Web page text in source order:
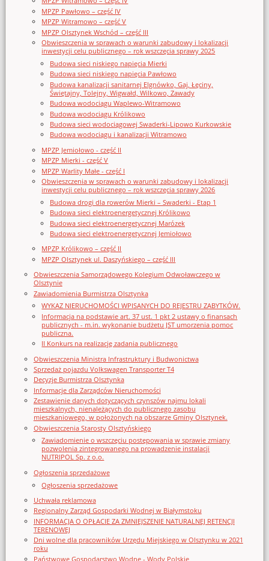
MPZP Pawłowo – część IV
MPZP Witramowo – część V
MPZP Olsztynek Wschód – część III
Obwieszczenia w sprawach o warunki zabudowy i lokalizacji
inwestycji celu publicznego – rok wszczęcia sprawy 2025
Budowa sieci niskiego napięcia Mierki
Budowa sieci niskiego napięcia Pawłowo
Budowa kanalizacji sanitarnej Elgnówko, Gaj, Łęciny,
Świętajny, Tolejny, Wigwałd, Wilkowo, Zawady
Budowa wodociągu Waplewo-Witramowo
Budowa wodociągu Królikowo
Budowa sieci wodociągowej Swaderki-Lipowo Kurkowskie
Budowa wodociągu i kanalizacji Witramowo
MPZP Jemiołowo - część II
MPZP Mierki - część V
MPZP Warlity Małe - część I
Obwieszczenia w sprawach o warunki zabudowy i lokalizacji
inwestycji celu publicznego – rok wszczęcia sprawy 2026
Budowa drogi dla rowerów Mierki – Swaderki - Etap 1
Budowa sieci elektroenergetycznej Królikowo
Budowa sieci elektroenergetycznej Marózek
Budowa sieci elektroenergetycznej Jemiołowo
MPZP Królikowo – część II
MPZP Olsztynek ul. Daszyńskiego – część III
Obwieszczenia Samorządowego Kolegium Odwoławczego w
Olsztynie
Zawiadomienia Burmistrza Olsztynka
WYKAZ NIERUCHOMOŚCI WPISANYCH DO REJESTRU ZABYTKÓW.
Informacja na podstawie art. 37 ust. 1 pkt 2 ustawy o finansach
publicznych - m.in. wykonanie budżetu JST umorzenia pomoc
publiczna.
II Konkurs na realizację zadania publicznego
Obwieszczenia Ministra Infrastruktury i Budwonictwa
Sprzedaż pojazdu Volkswagen Transporter T4
Decyzje Burmistrza Olsztynka
Informacje dla Zarządców Nieruchomości
Zestawienie danych dotyczących czynszów najmu lokali
mieszkalnych, nienależących do publicznego zasobu
mieszkaniowego, w położonych na obszarze Gminy Olsztynek.
Obwieszczenia Starosty Olsztyńskiego
Zawiadomienie o wszczęciu postępowania w sprawie zmiany
pozwolenia zintegrowanego na prowadzenie instalacji
NUTRIPOL Sp. z o.o.
Ogłoszenia sprzedażowe
Ogłoszenia sprzedażowe
Uchwała reklamowa
Regionalny Zarząd Gospodarki Wodnej w Białymstoku
INFORMACJA O OPŁACIE ZA ZMNIEJSZENIE NATURALNEJ RETENCJI
TERENOWEJ
Dni wolne dla pracowników Urzędu Miejskiego w Olsztynku w 2021
roku
Państwowe Gospodarstwo Wodne - Wody Polskie